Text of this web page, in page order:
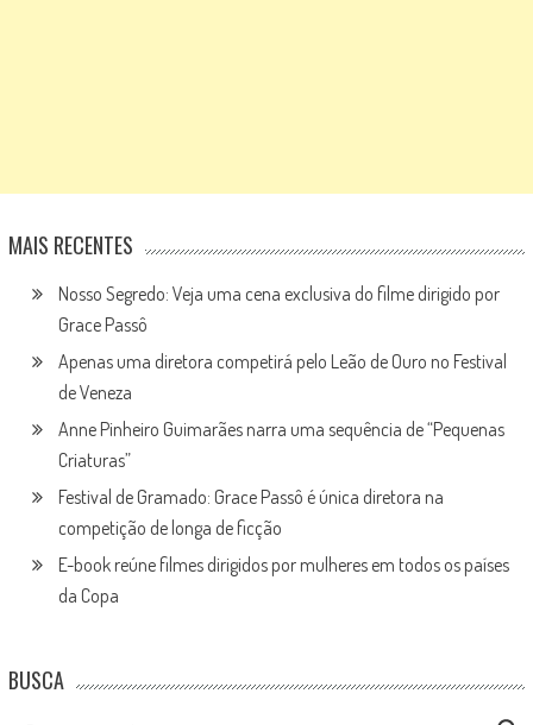
MAIS RECENTES
Nosso Segredo: Veja uma cena exclusiva do filme dirigido por
Grace Passô
Apenas uma diretora competirá pelo Leão de Ouro no Festival
de Veneza
Anne Pinheiro Guimarães narra uma sequência de “Pequenas
Criaturas”
Festival de Gramado: Grace Passô é única diretora na
competição de longa de ficção
E-book reúne filmes dirigidos por mulheres em todos os países
da Copa
BUSCA